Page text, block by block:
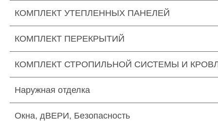
КОМПЛЕКТ УТЕПЛЕННЫХ ПАНЕЛЕЙ
КОМПЛЕКТ ПЕРЕКРЫТИЙ
КОМПЛЕКТ СТРОПИЛЬНОЙ СИСТЕМЫ И
Наружная отделка
Окна, дВЕРИ, Безопасность